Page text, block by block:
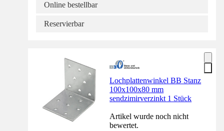
Online bestellbar
Reservierbar
Lochplattenwinkel BB Stanz
100x100x80 mm
sendzimirverzinkt 1 Stück
Artikel wurde noch nicht
bewertet.